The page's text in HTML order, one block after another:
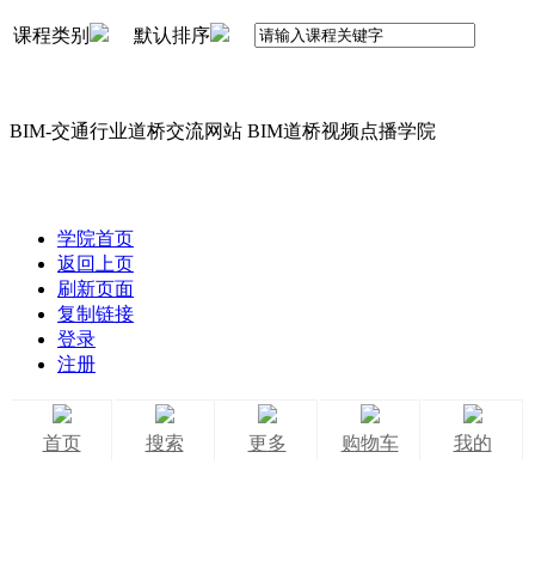
课程类别 默认排序
BIM-交通行业道桥交流网站 BIM道桥视频点播学院
学院首页
返回上页
刷新页面
复制链接
登录
注册
首页 搜索 更多 购物车 我的